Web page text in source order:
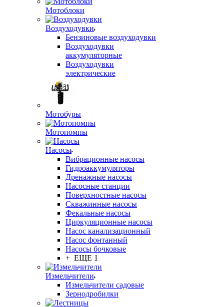
Мотоблоки
Воздуходувки
Бензиновые воздуходувки
Воздуходувки
аккумуляторные
Воздуходувки
электрические
Мотобуры
Мотопомпы
Насосы
Вибрационные насосы
Гидроаккумуляторы
Дренажные насосы
Насосные станции
Поверхностные насосы
Скважинные насосы
Фекальные насосы
Циркуляционные насосы
Насос канализационный
Насос фонтанный
Насосы бочковые
+ ЕЩЕ 1
Измельчители
Измельчители садовые
Зернодробилки